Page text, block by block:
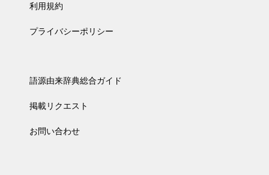
利用規約
プライバシーポリシー
語源由来辞典総合ガイド
掲載リクエスト
お問い合わせ